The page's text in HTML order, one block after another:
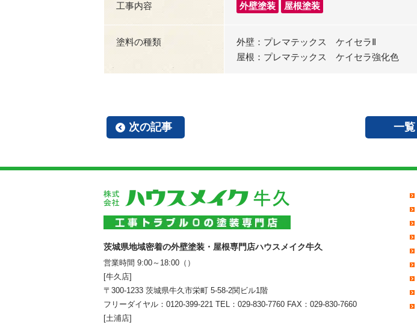
工事内容 外壁塗装 屋根塗装
塗料の種類
外壁：プレマテックス ケイセラⅡ
屋根：プレマテックス ケイセラ強化色
次の記事 一覧
茨城県地域密着の外壁塗装・屋根専門店ハウスメイク牛久
営業時間 9:00～18:00（）
[牛久店]
〒300-1233 茨城県牛久市栄町 5-58-2関ビル1階
フリーダイヤル： 0120-399-221 TEL： 029-830-7760 FAX：029-830-7660
[土浦店]